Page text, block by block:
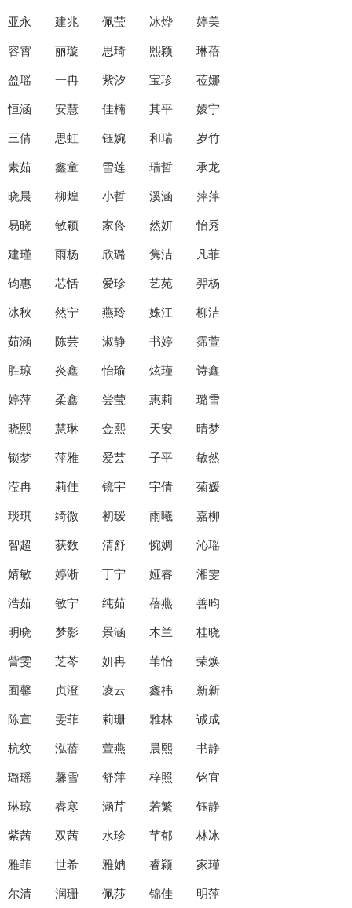
亚永 建兆 佩莹 冰烨 婷美
容霄 丽璇 思琦 熙颖 琳蓓
盈瑶 一冉 紫汐 宝珍 莅娜
恒涵 安慧 佳楠 其平 婈宁
三倩 思虹 钰婉 和瑞 岁竹
素茹 鑫童 雪莲 瑞哲 承龙
晓晨 柳煌 小哲 溪涵 萍萍
易晓 敏颖 家佟 然妍 怡秀
建瑾 雨杨 欣璐 隽洁 凡菲
钧惠 芯恬 爱珍 艺苑 羿杨
冰秋 然宁 燕玲 姝江 柳洁
茹涵 陈芸 淑静 书婷 霈萱
胜琼 炎鑫 怡瑜 炫瑾 诗鑫
婷萍 柔鑫 尝莹 惠莉 璐雪
晓熙 慧琳 金熙 天安 晴梦
锁梦 萍雅 爱芸 子平 敏然
滢冉 莉佳 镜宇 宇倩 菊媛
琰琪 绮微 初瑷 雨曦 嘉柳
智超 获数 清舒 惋婤 沁瑶
婧敏 婷淅 丁宁 娅睿 湘雯
浩茹 敏宁 纯茹 蓓燕 善昀
明晓 梦影 景涵 木兰 桂晓
訾雯 芝芩 妍冉 苇怡 荣焕
囿馨 贞澄 凌云 鑫祎 新新
陈宣 雯菲 莉珊 雅林 诚成
杭纹 泓蓓 萱燕 晨熙 书静
璐瑶 馨雪 舒萍 梓照 铭宜
琳琼 睿寒 涵芹 若繁 钰静
紫茜 双茜 水珍 芊郁 林冰
雅菲 世希 雅姌 睿颖 家瑾
尔清 润珊 佩莎 锦佳 明萍